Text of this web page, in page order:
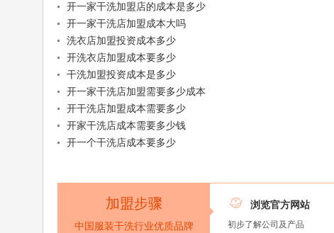
开一家干洗加盟店的成本是多少
开一家干洗店加盟成本大吗
洗衣店加盟投资成本多少
开洗衣店加盟成本要多少
干洗加盟投资成本是多少
开一家干洗店加盟需要多少成本
开干洗店加盟成本需要多少
开家干洗店成本需要多少钱
开一个干洗店成本要多少
加盟步骤
中国服装干洗行业优质品牌
 浏览官方网站
初步了解公司及产品